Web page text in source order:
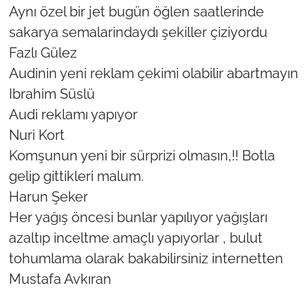
Aynı özel bir jet bugün öğlen saatlerinde
sakarya semalarindaydı şekiller çiziyordu
Fazlı Gülez
Audinin yeni reklam çekimi olabilir abartmayın
Ibrahim Süslü
Audi reklamı yapıyor
Nuri Kort
Komşunun yeni bir sürprizi olmasın,!! Botla
gelip gittikleri malum.
Harun Şeker
Her yağış öncesi bunlar yapılıyor yağışları
azaltıp inceltme amaçlı yapıyorlar , bulut
tohumlama olarak bakabilirsiniz internetten
Mustafa Avkıran